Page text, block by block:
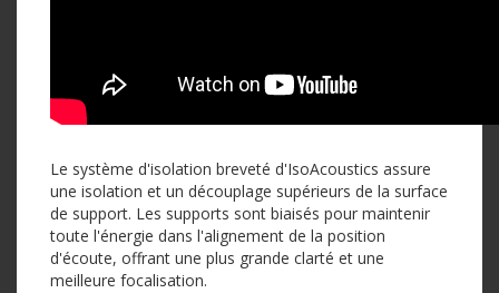
Le système d'isolation breveté d'IsoAcoustics assure
une isolation et un découplage supérieurs de la surface
de support. Les supports sont biaisés pour maintenir
toute l'énergie dans l'alignement de la position
d'écoute, offrant une plus grande clarté et une
meilleure focalisation.